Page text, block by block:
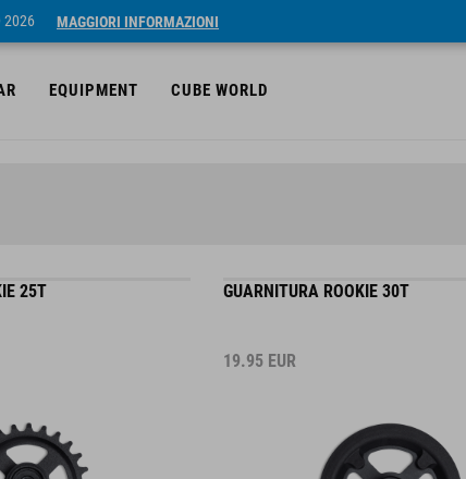
2026 MAGGIORI INFORMAZIONI
EQUIPMENT CUBE WORLD
25T GUARNITURA ROOKIE 30T
19.95 EUR